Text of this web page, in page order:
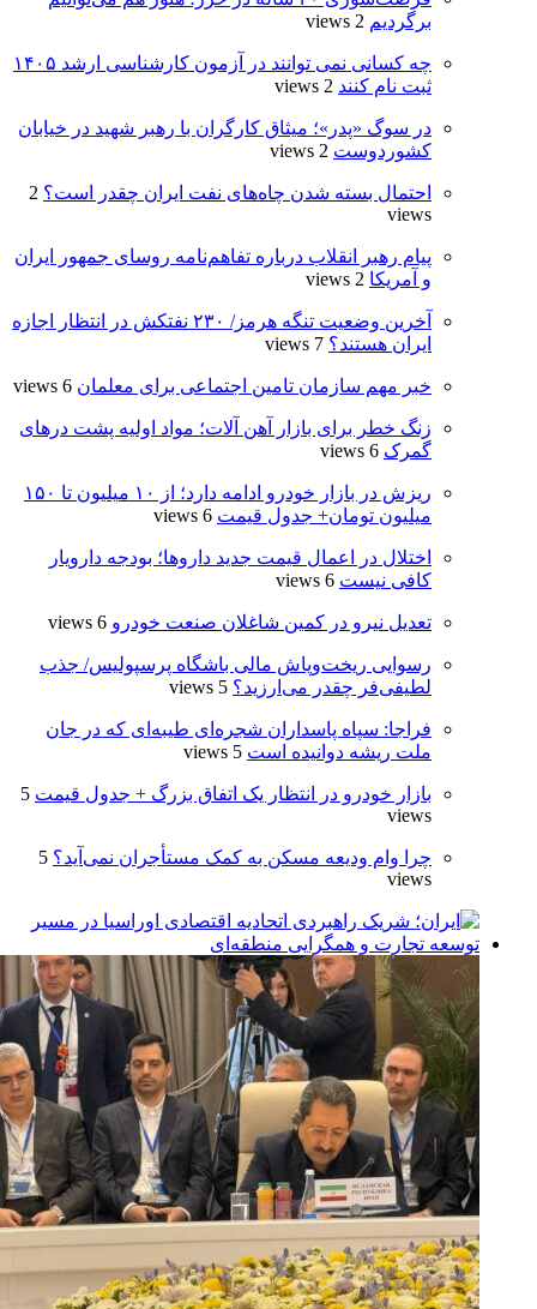
برگردیم 2 views
چه کسانی نمی توانند در آزمون کارشناسی ارشد ۱۴۰۵
ثبت نام کنند 2 views
در سوگ «پدر»؛ میثاق کارگران با رهبر شهید در خیابان
کشوردوست 2 views
احتمال بسته شدن چاه‌های نفت ایران چقدر است؟ 2
views
پیام رهبر انقلاب درباره تفاهم‌نامه روسای جمهور ایران
و آمریکا 2 views
آخرین وضعیت تنگه هرمز/ ۲۳۰ نفتکش در انتظار اجازه
ایران هستند؟ 7 views
خبر مهم سازمان تامین اجتماعی برای معلمان 6 views
زنگ خطر برای بازار آهن آلات؛ مواد اولیه پشت درهای
گمرک 6 views
ریزش در بازار خودرو ادامه دارد؛ از ۱۰ میلیون تا ۱۵۰
میلیون تومان+ جدول قیمت 6 views
اختلال در اعمال قیمت‌ جدید داروها؛ بودجه دارویار
کافی نیست 6 views
تعدیل نیرو در کمین شاغلان صنعت خودرو 6 views
رسوایی ریخت‌وپاش مالی باشگاه پرسپولیس/ جذب
لطیفی‌فر چقدر می‌ارزید؟ 5 views
فراجا: سپاه پاسداران شجره‌ای طیبه‌ای که در جان
ملت ریشه دوانیده است 5 views
بازار خودرو در انتظار یک اتفاق بزرگ + جدول قیمت 5
views
چرا وام ودیعه مسکن به کمک مستأجران نمی‌آید؟ 5
views